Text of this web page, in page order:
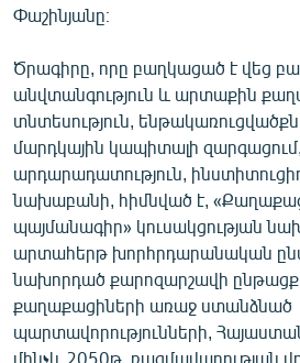
ՓՈԴՔԱՍԹ
Հայերեն
English
Русский
ՀԵՏԵՎԵՔ ՄԵԶ
Փաշինյանը։
Ծրագիրը, որը բաղկացած է վեց
անվտանգություն և արտաքին
տնտեսություն,
մարդկային կապիտալի
արդարադատություն,
նախաբանի, հիմնված է,
պայմանագիր» կուսակցության
արտահերթ խորհրդարանական
նախորդած քարոզարշավի
քաղաքացիների առաջ ստանձնած
պարտավորությունների,
մինչև 2050թ. ռազմավարության